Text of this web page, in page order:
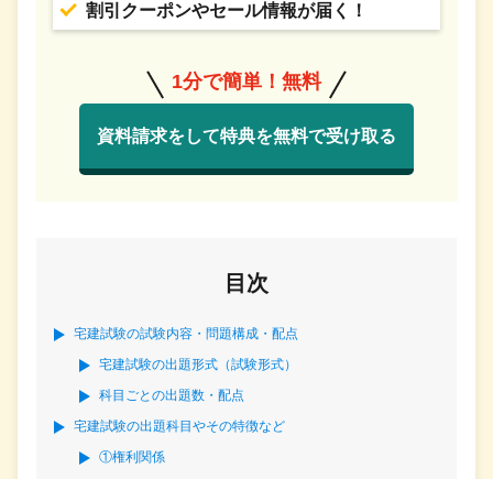
割引クーポンやセール情報が届く！
1分で簡単！無料
資料請求をして特典を無料で受け取る
目次
宅建試験の試験内容・問題構成・配点
宅建試験の出題形式（試験形式）
科目ごとの出題数・配点
宅建試験の出題科目やその特徴など
①権利関係